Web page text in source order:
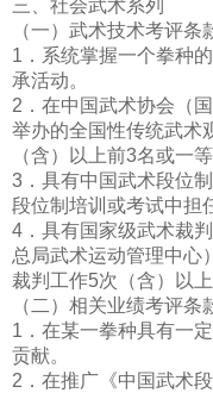
三、社会武术系列
（一）武术技术考评条
1．系统掌握一个拳种
承活动。
2．在中国武术协会（
举办的全国性传统武术
（含）以上前3名或一等
3．具有中国武术段位
段位制培训或考试中担
4．具有国家级武术裁
总局武术运动管理中心
裁判工作5次（含）以上
（二）相关业绩考评条
1．在某一拳种具有一
贡献。
2．在推广《中国武术